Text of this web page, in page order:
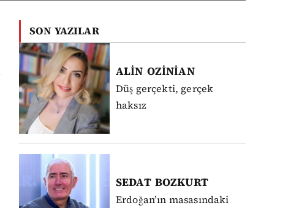
SON YAZILAR
ALİN OZİNİAN
Düş gerçekti, gerçek
haksız
SEDAT BOZKURT
Erdoğan’ın masasındaki